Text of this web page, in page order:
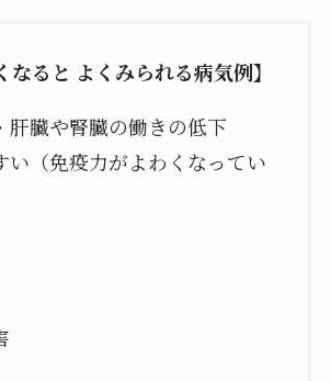
なると よくみられる病気例】
臓や腎臓の働きの低下
（免疫力がよわくなってい